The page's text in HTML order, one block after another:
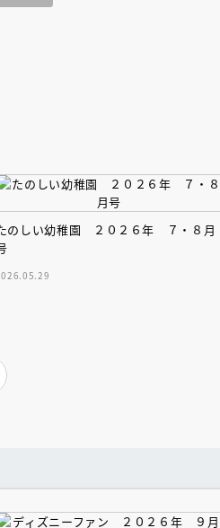
のしい幼稚園 ２０２６年 ７・８月